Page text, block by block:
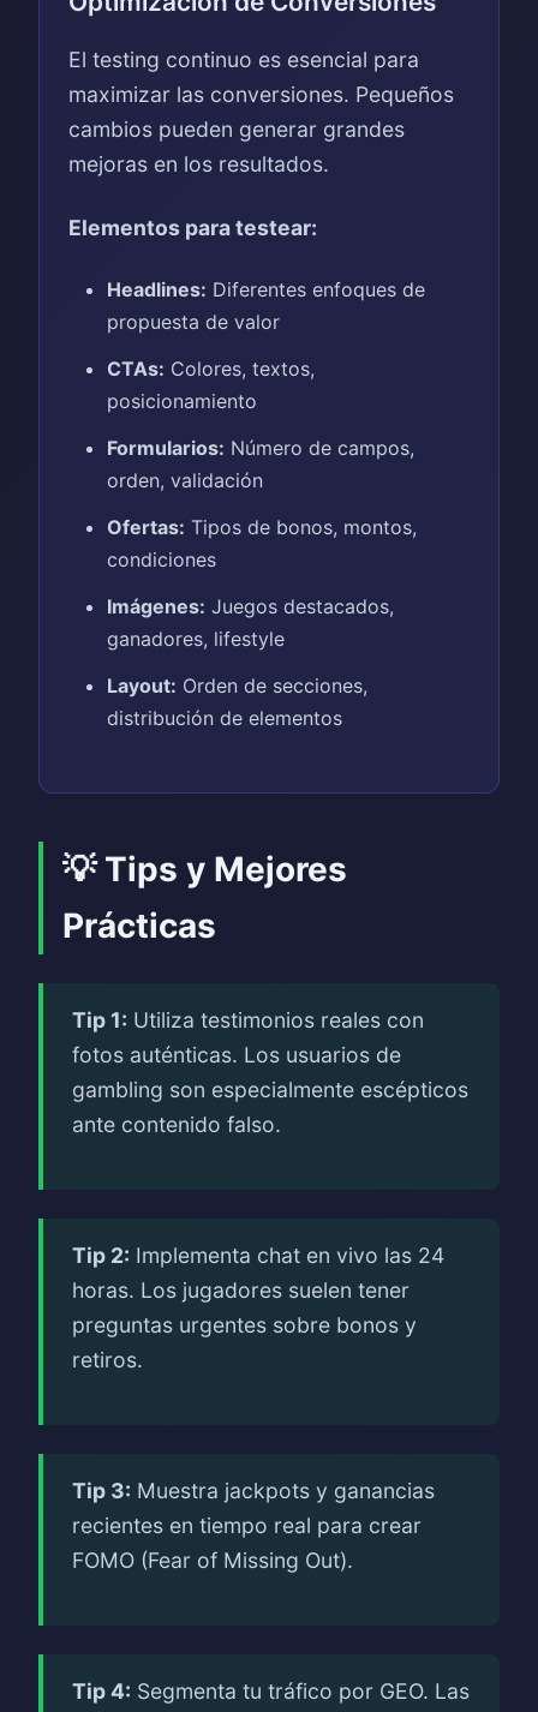
El testing continuo es esencial para
maximizar las conversiones. Pequeños
cambios pueden generar grandes
mejoras en los resultados.
Elementos para testear:
Headlines: Diferentes enfoques de
propuesta de valor
CTAs: Colores, textos,
posicionamiento
Formularios: Número de campos,
orden, validación
Ofertas: Tipos de bonos, montos,
condiciones
Imágenes: Juegos destacados,
ganadores, lifestyle
Layout: Orden de secciones,
distribución de elementos
💡 Tips y Mejores
Prácticas
Tip 1: Utiliza testimonios reales con
fotos auténticas. Los usuarios de
gambling son especialmente escépticos
ante contenido falso.
Tip 2: Implementa chat en vivo las 24
horas. Los jugadores suelen tener
preguntas urgentes sobre bonos y
retiros.
Tip 3: Muestra jackpots y ganancias
recientes en tiempo real para crear
FOMO (Fear of Missing Out).
Tip 4: Segmenta tu tráfico por GEO. Las